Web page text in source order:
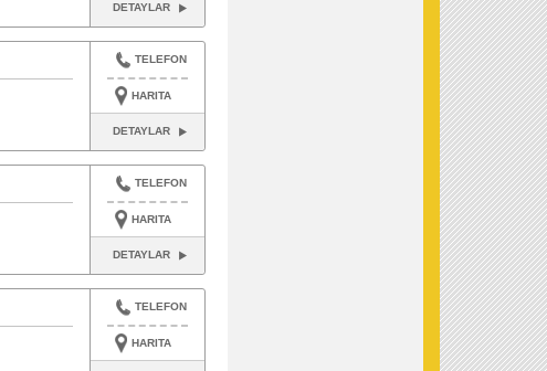
DETAYLAR
TELEFON
HARITA
DETAYLAR
TELEFON
HARITA
DETAYLAR
TELEFON
HARITA